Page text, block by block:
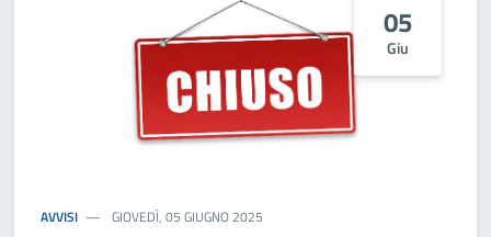
05
Giu
AVVISI GIOVEDÌ, 05 GIUGNO 2025